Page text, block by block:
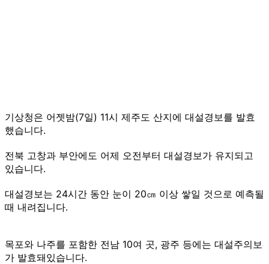
기상청은 어젯밤(7일) 11시 제주도 산지에 대설경보를 발효
했습니다.
전북 고창과 부안에도 어제 오전부터 대설경보가 유지되고
있습니다.
대설경보는 24시간 동안 눈이 20㎝ 이상 쌓일 것으로 예측될
때 내려집니다.
목포와 나주를 포함한 전남 10여 곳, 광주 등에는 대설주의보
가 발효돼있습니다.